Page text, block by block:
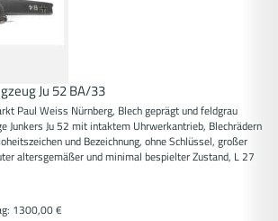
Ju 52 BA/33
Paul Weiss Nürnberg, Blech geprägt und feldgrau
Junkers Ju 52 mit intaktem Uhrwerkantrieb, Blechrädern
und Bezeichnung, ohne Schlüssel, großer
altersgemäßer und minimal bespielter Zustand, L 27
1300,00 €